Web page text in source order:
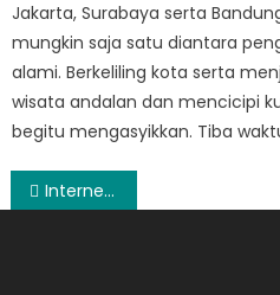
Jakarta, Surabaya serta
mungkin saja satu diantara
alami. Berkeliling kota serta
wisata andalan dan mencicipi
begitu mengasyikkan. Tiba
Post
Internet Cepat Dengan Jaringan 4G Smartfren